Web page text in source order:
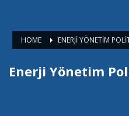
HOME ENERJI YÖNETIM
Enerji Yönetim